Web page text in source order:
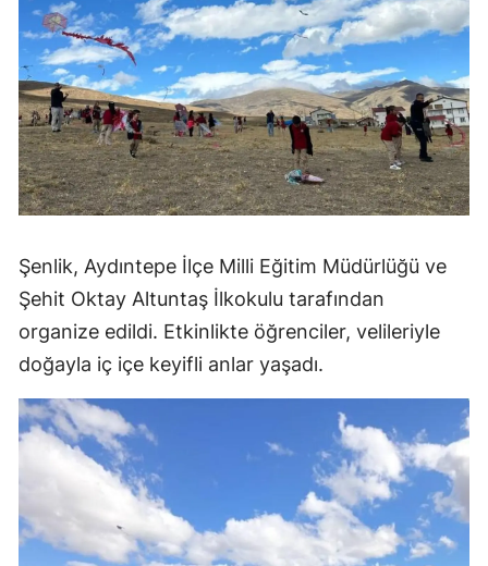
Şenlik, Aydıntepe İlçe Milli Eğitim Müdürlüğü ve
Şehit Oktay Altuntaş İlkokulu tarafından
organize edildi. Etkinlikte öğrenciler, velileriyle
doğayla iç içe keyifli anlar yaşadı.